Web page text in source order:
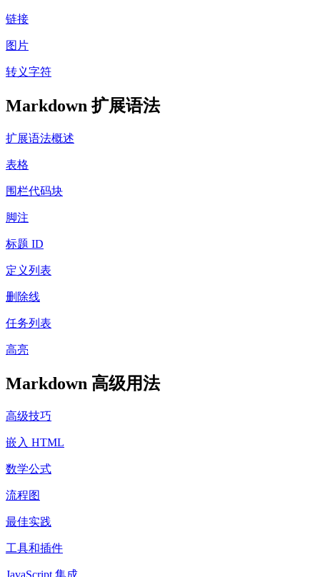
链接
图片
转义字符
Markdown 扩展语法
扩展语法概述
表格
围栏代码块
脚注
标题 ID
定义列表
删除线
任务列表
高亮
Markdown 高级用法
高级技巧
嵌入 HTML
数学公式
流程图
最佳实践
工具和插件
JavaScript 集成